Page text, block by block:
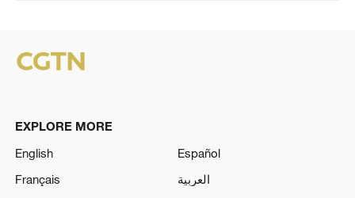
EXPLORE MORE
English
Español
Français
العربية